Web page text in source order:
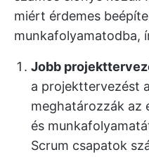
miért érdemes
munkafolyamatodba,
Jobb
a projekttervezést
meghatározzák az
és
Scrum csapatok